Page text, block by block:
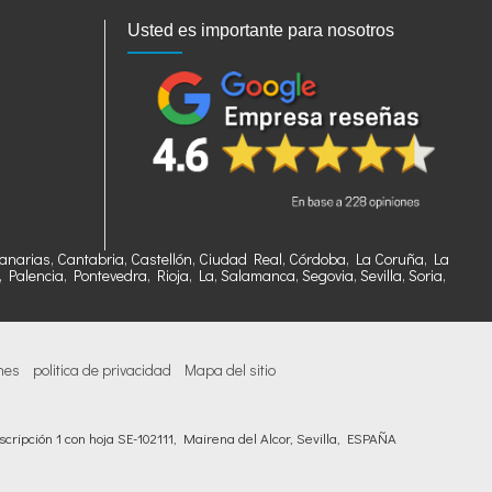
Usted es importante para nosotros
Cantabria, Castellón, Ciudad Real, Córdoba, La Coruña, La
Pontevedra, Rioja, La, Salamanca, Segovia, Sevilla, Soria,
politica de privacidad
Mapa del sitio
1 con hoja SE-102111, Mairena del Alcor, Sevilla, ESPAÑA